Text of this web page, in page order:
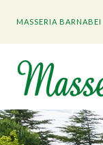
MASSERIA